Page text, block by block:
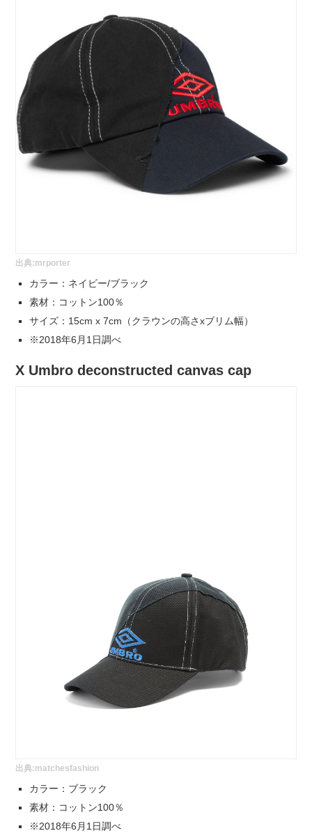
出典:mrporter
カラー：ネイビー/ブラック
素材：コットン100％
サイズ：15cm x 7cm（クラウンの高さxブリム幅）
※2018年6月1日調べ
X Umbro deconstructed canvas cap
出典:matchesfashion
カラー：ブラック
素材：コットン100％
※2018年6月1日調べ